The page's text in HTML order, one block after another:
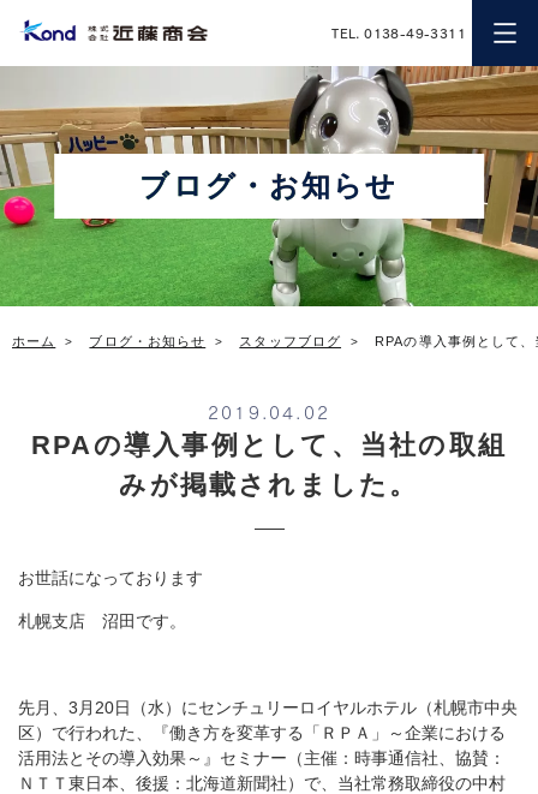
近藤商会
TEL. 0138-49-3311
ブログ・お知らせ
ホーム ブログ・お知らせ スタッフブログ RPAの導入事例として
2019.04.02
RPAの導入事例として、当社の取組
みが掲載されました。
お世話になっております
札幌支店 沼田です。
先月、3月20日（水）にセンチュリーロイヤルホテル（札幌市中央
区）で行われた、『働き方を変革する「ＲＰＡ」～企業における
活用法とその導入効果～』セミナー（主催：時事通信社、協賛：
ＮＴＴ東日本、後援：北海道新聞社）で、当社常務取締役の中村